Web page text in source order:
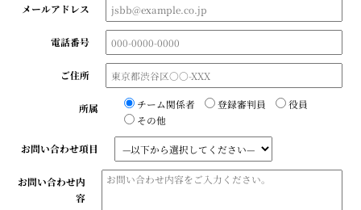
メールアドレス
電話番号
ご住所
所属 チーム関係者 登録審判員
役員
その他
お問い合わせ項目
お問い合わせ内
容